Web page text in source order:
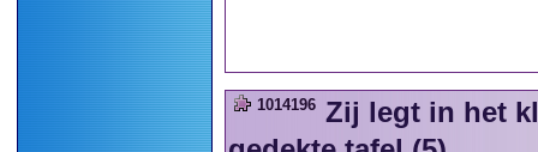
1014196 Zij legt in het